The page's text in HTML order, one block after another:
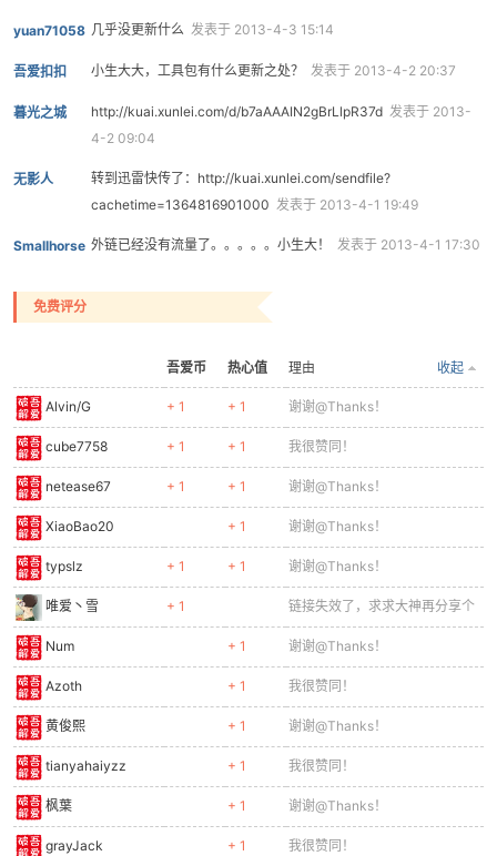
解
52
po
yuan71058 几乎没更新什么 发表于 2013-4-3 15:14
吾爱扣扣 小生大大，工具包有什么更新之处？ 发表于 2013-4-2 20:37
暮光之城 http://kuai.xunlei.com/d/b7aAAAIN2gBrLlpR37d 发表于 2013-
4-2 09:04
无影人
转到迅雷快传了：http://kuai.xunlei.com/sendfile?
cachetime=1364816901000 发表于 2013-4-1 19:49
Smallhorse 外链已经没有流量了。。。。。小生大！ 发表于 2013-4-1 17:30
免费评分
吾爱币 热心值 收起
理由
Alvin/G + 1 + 1 谢谢@Thanks！
cube7758 + 1 + 1 我很赞同！
netease67 + 1 + 1 谢谢@Thanks！
XiaoBao20 + 1 谢谢@Thanks！
typslz + 1 + 1 谢谢@Thanks！
唯爱丶雪 + 1 链接失效了，求求大神再分享个
Num + 1 谢谢@Thanks！
Azoth + 1 我很赞同！
黄俊熙 + 1 谢谢@Thanks！
tianyahaiyzz + 1 我很赞同！
枫葉 + 1 谢谢@Thanks！
grayJack + 1 我很赞同！